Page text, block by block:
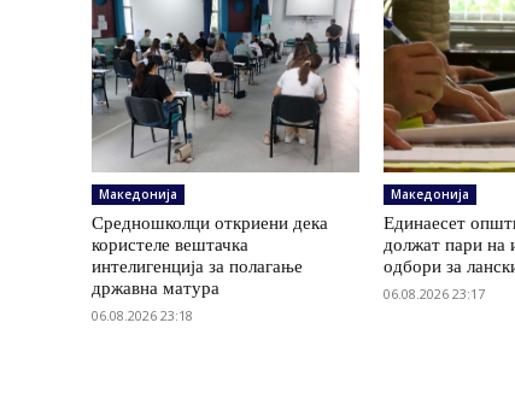
Македонија
Средношколци откриени дека
користеле вештачка
интелигенција за полагање
државна матура
06.08.2026 23:18
Македонија
Единаесет
должат пари на
одбори за
06.08.2026 23:17